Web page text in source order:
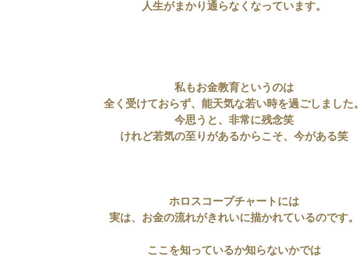
人生がまかり通らなくなっています。
私もお金教育というのは
全く受けておらず、能天気な若い時を過ごしました。
今思うと、非常に残念笑
けれど若気の至りがあるからこそ、今がある笑
ホロスコープチャートには
実は、お金の流れがきれいに描かれているのです。
ここを知っているか知らないかでは